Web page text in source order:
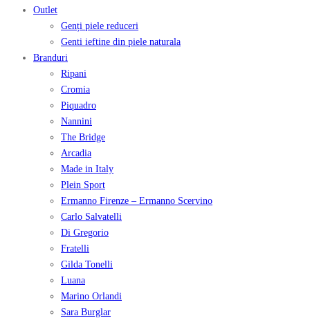
Outlet
Genți piele reduceri
Genti ieftine din piele naturala
Branduri
Ripani
Cromia
Piquadro
Nannini
The Bridge
Arcadia
Made in Italy
Plein Sport
Ermanno Firenze – Ermanno Scervino
Carlo Salvatelli
Di Gregorio
Fratelli
Gilda Tonelli
Luana
Marino Orlandi
Sara Burglar